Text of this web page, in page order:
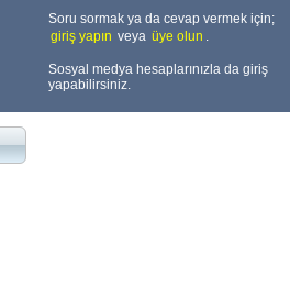
Soru sormak ya da cevap vermek için;
giriş yapın veya üye olun .
Sosyal medya hesaplarınızla da giriş
yapabilirsiniz.